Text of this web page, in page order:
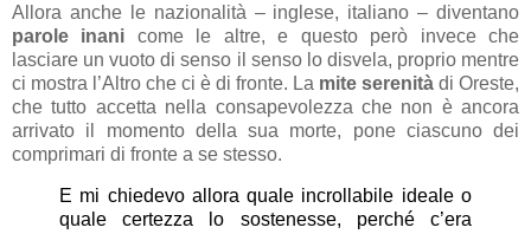
Allora anche le nazionalità – inglese, italiano – diventano
parole inani come le altre, e questo però invece che
lasciare un vuoto di senso il senso lo disvela, proprio mentre
ci mostra l’Altro che ci è di fronte. La mite serenità di Oreste,
che tutto accetta nella consapevolezza che non è ancora
arrivato il momento della sua morte, pone ciascuno dei
comprimari di fronte a se stesso.
E mi chiedevo allora quale incrollabile ideale o
quale certezza lo sostenesse, perché c’era